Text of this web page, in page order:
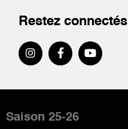
Restez connectés
de
Saison 25-26